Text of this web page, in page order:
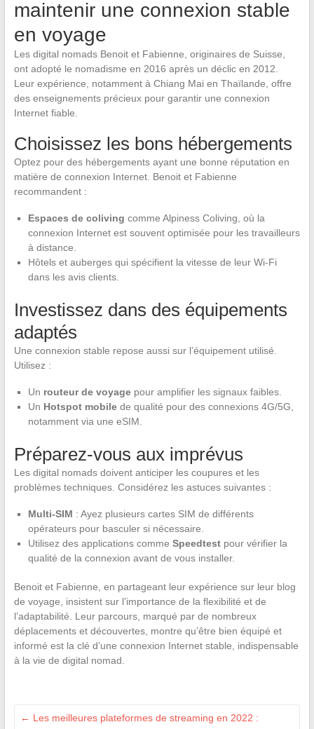
maintenir une connexion stable
en voyage
Les digital nomads Benoit et Fabienne, originaires de Suisse,
ont adopté le nomadisme en 2016 après un déclic en 2012.
Leur expérience, notamment à Chiang Mai en Thaïlande, offre
des enseignements précieux pour garantir une connexion
Internet fiable.
Choisissez les bons hébergements
Optez pour des hébergements ayant une bonne réputation en
matière de connexion Internet. Benoit et Fabienne
recommandent :
Espaces de coliving comme Alpiness Coliving, où la
connexion Internet est souvent optimisée pour les travailleurs
à distance.
Hôtels et auberges qui spécifient la vitesse de leur Wi-Fi
dans les avis clients.
Investissez dans des équipements
adaptés
Une connexion stable repose aussi sur l’équipement utilisé.
Utilisez :
Un routeur de voyagepour amplifier les signaux faibles.
Un Hotspot mobilede qualité pour des connexions 4G/5G,
notamment via une eSIM.
Préparez-vous aux imprévus
Les digital nomads doivent anticiper les coupures et les
problèmes techniques. Considérez les astuces suivantes :
Multi-SIM : Ayez plusieurs cartes SIM de différents
opérateurs pour basculer si nécessaire.
Utilisez des applications comme Speedtestpour vérifier la
qualité de la connexion avant de vous installer.
Benoit et Fabienne, en partageant leur expérience sur leur blog
de voyage, insistent sur l’importance de la flexibilité et de
l’adaptabilité. Leur parcours, marqué par de nombreux
déplacements et découvertes, montre qu’être bien équipé et
informé est la clé d’une connexion Internet stable, indispensable
à la vie de digital nomad.
← Les meilleures plateformes de streaming en 2022 :